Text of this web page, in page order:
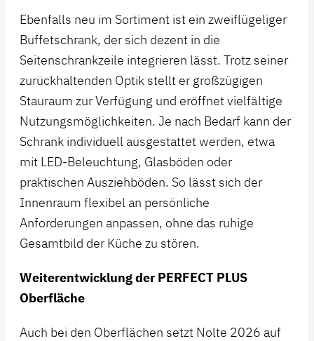
Ebenfalls neu im Sortiment ist ein zweiflügeliger
Buffetschrank, der sich dezent in die
Seitenschrankzeile integrieren lässt. Trotz seiner
zurückhaltenden Optik stellt er großzügigen
Stauraum zur Verfügung und eröffnet vielfältige
Nutzungsmöglichkeiten. Je nach Bedarf kann der
Schrank individuell ausgestattet werden, etwa
mit LED-Beleuchtung, Glasböden oder
praktischen Ausziehböden. So lässt sich der
Innenraum flexibel an persönliche
Anforderungen anpassen, ohne das ruhige
Gesamtbild der Küche zu stören.
Weiterentwicklung der PERFECT PLUS
Oberfläche
Auch bei den Oberflächen setzt Nolte 2026 auf